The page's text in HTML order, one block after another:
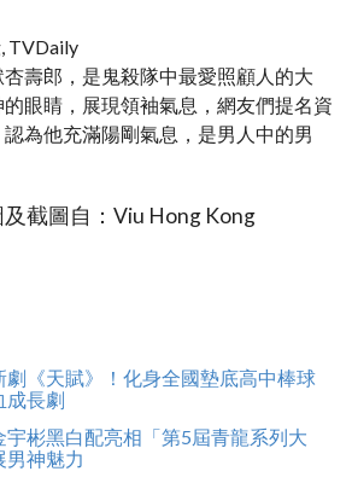
TVDaily
壽郎，是鬼殺隊中最愛照顧人的大
眼睛，展現領袖氣息，網友們提名資
為他充滿陽剛氣息，是男人中的男
及截圖自：Viu Hong Kong
《天賦》！化身全國墊底高中棒球
長劇
宇彬黑白配亮相「第5屆青龍系列大
男神魅力